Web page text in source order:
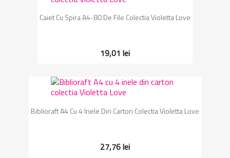
Caiet Cu Spira A4-80 De File Colectia Violetta Love
19,01 lei
Biblioraft A4 Cu 4 Inele Din Carton Colectia Violetta Love
27,76 lei